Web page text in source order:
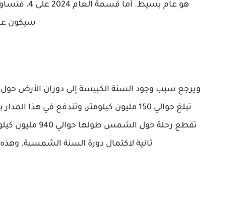
سيكون
ويرجع سبب وجود السنة الكبيسة إلى دوران الأرض
ثانية لاكتمال دورة السنة الشمسية.